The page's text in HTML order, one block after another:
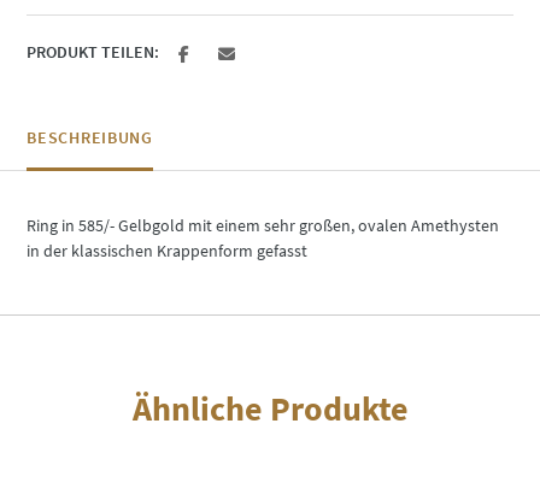
PRODUKT TEILEN:
BESCHREIBUNG
Ring in 585/- Gelbgold mit einem sehr großen, ovalen Amethysten
in der klassischen Krappenform gefasst
Ähnliche Produkte